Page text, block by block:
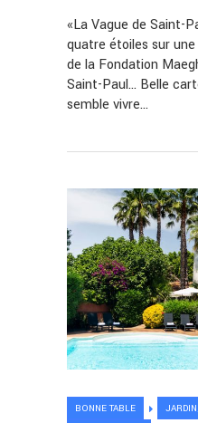
«La Vague de Saint-
quatre étoiles sur
de la Fondation
Saint-Paul… Belle
semble vivre…
BONNE TABLE